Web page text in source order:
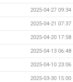
2025-04-27 09:34
2025-04-21 07:37
2025-04-20 17:58
2025-04-13 06:48
2025-04-10 23:06
2025-03-30 15:00